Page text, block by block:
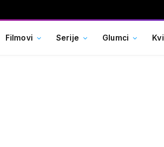
Filmovi Serije Glumci